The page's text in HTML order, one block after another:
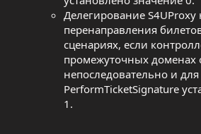
Делегирование S4UProxy
перенаправления
сценариях, если
промежуточных доменах
непоследовательно и для
PerformTicketSignature
1.